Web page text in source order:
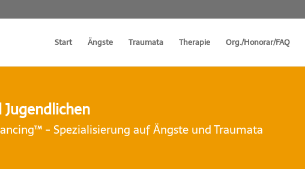
Start Ängste Traumata Therapie Org./Honorar/FAQ
- Spezialisierung auf Ängste und Traumata